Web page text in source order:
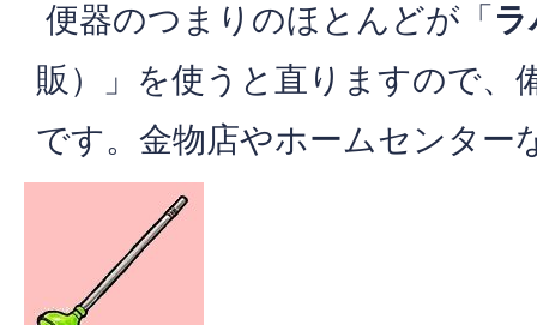
便器のつまりのほとんどが「
販）」を使うと直りますので、
です。金物店やホームセンター